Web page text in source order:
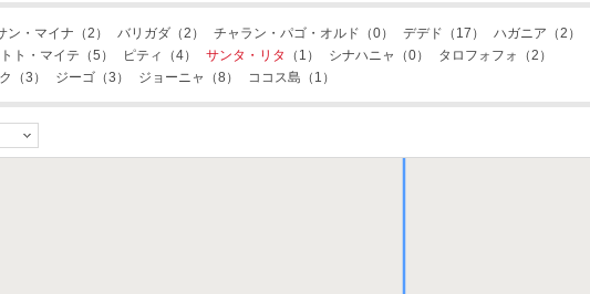
ン・マイナ （2） バリガダ （2） チャラン・パゴ・オルド （0） デデド （17） ハガニア （2）
ト・マイテ （5） ピティ （4） サンタ・リタ （1） シナハニャ （0） タロフォフォ
（2）
（3） ジーゴ （3） ジョーニャ （8） ココス島 （1）